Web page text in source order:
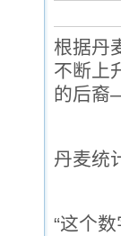
根据丹
不断上
的后裔
丹麦统
“这个